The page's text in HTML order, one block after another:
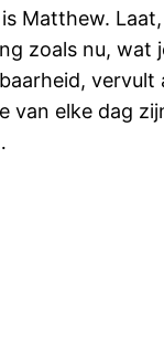
Matthew.
zoals nu, wat
vervult
van elke dag